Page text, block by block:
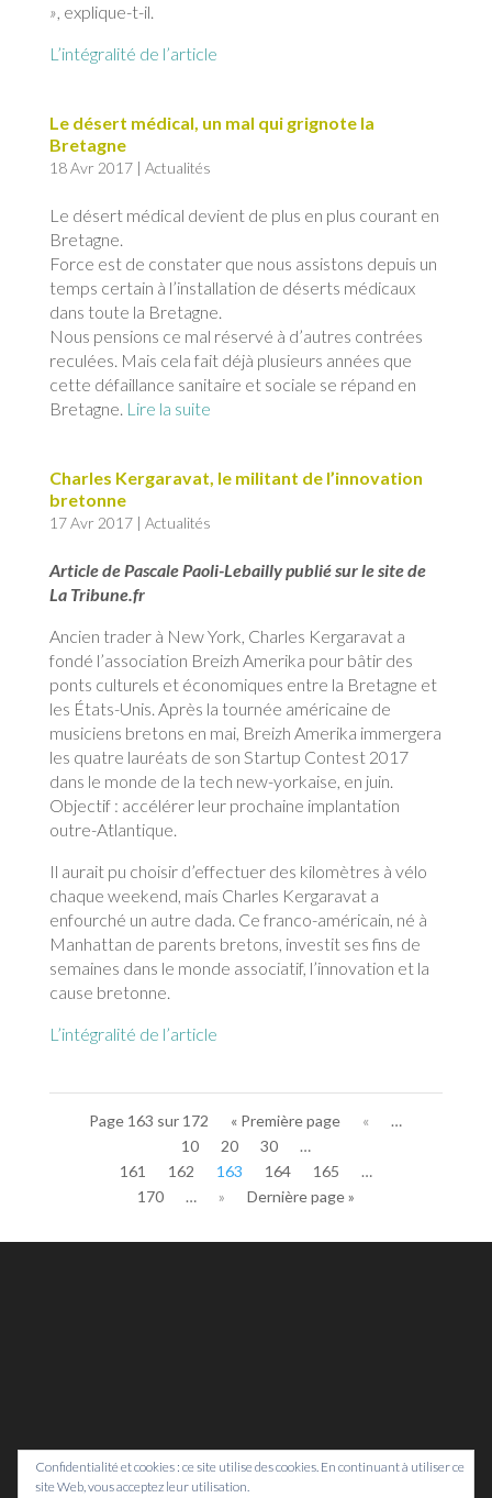
», explique-t-il.
L’intégralité de l’article
Le désert médical, un mal qui grignote la
Bretagne
18 Avr 2017| Actualités
Le désert médical devient de plus en plus courant en
Bretagne.
Force est de constater que nous assistons depuis un
temps certain à l’installation de déserts médicaux
dans toute la Bretagne.
Nous pensions ce mal réservé à d’autres contrées
reculées. Mais cela fait déjà plusieurs années que
cette défaillance sanitaire et sociale se répand en
Bretagne. Lire la suite
Charles Kergaravat, le militant de l’innovation
bretonne
17 Avr 2017| Actualités
Article de Pascale Paoli-Lebailly publié sur le site de
La Tribune.fr
Ancien trader à New York, Charles Kergaravat a
fondé l’association Breizh Amerika pour bâtir des
ponts culturels et économiques entre la Bretagne et
les États-Unis. Après la tournée américaine de
musiciens bretons en mai, Breizh Amerika immergera
les quatre lauréats de son Startup Contest 2017
dans le monde de la tech new-yorkaise, en juin.
Objectif : accélérer leur prochaine implantation
outre-Atlantique.
Il aurait pu choisir d’effectuer des kilomètres à vélo
chaque weekend, mais Charles Kergaravat a
enfourché un autre dada. Ce franco-américain, né à
Manhattan de parents bretons, investit ses fins de
semaines dans le monde associatif, l’innovation et la
cause bretonne.
L’intégralité de l’article
Page 163 sur 172 « Première page «
…
10
20 30
…
161
162 163 164 165
…
170
… » Dernière page »
Confidentialité et cookies : ce site utilise des cookies. En continuant à utiliser ce
site Web, vous acceptez leur utilisation.